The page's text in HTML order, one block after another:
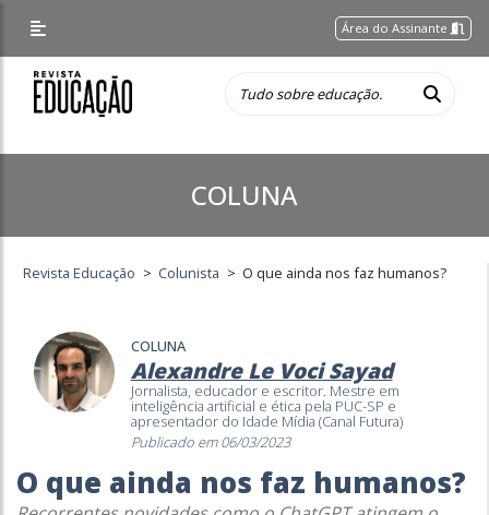
Área do Assinante
COLUNA
Revista Educação > Colunista > O que ainda nos faz humanos?
COLUNA
Alexandre Le Voci Sayad
Jornalista, educador e escritor. Mestre em
inteligência artificial e ética pela PUC-SP e
apresentador do Idade Mídia (Canal Futura)
Publicado em 06/03/2023
O que ainda nos faz humanos?